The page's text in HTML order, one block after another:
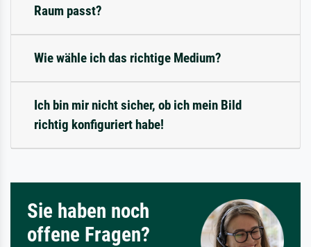
Raum passt?
Wie wähle ich das richtige Medium?
Ich bin mir nicht sicher, ob ich mein Bild
richtig konfiguriert habe!
Sie haben noch
offene Fragen?